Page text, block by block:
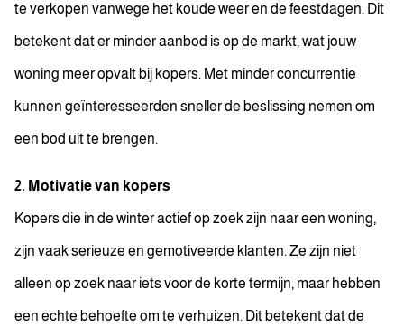
te verkopen vanwege het koude weer en de feestdagen. Dit
betekent dat er minder aanbod is op de markt, wat jouw
woning meer opvalt bij kopers. Met minder concurrentie
kunnen geïnteresseerden sneller de beslissing nemen om
een bod uit te brengen.
2. Motivatie van kopers
Kopers die in de winter actief op zoek zijn naar een woning,
zijn vaak serieuze en gemotiveerde klanten. Ze zijn niet
alleen op zoek naar iets voor de korte termijn, maar hebben
een echte behoefte om te verhuizen. Dit betekent dat de